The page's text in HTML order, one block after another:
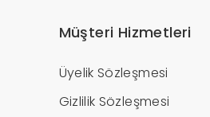
Müşteri Hizmetleri
Üyelik Sözleşmesi
Gizlilik Sözleşmesi